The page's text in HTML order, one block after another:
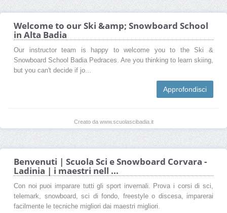
Welcome to our Ski &amp; Snowboard School
in Alta Badia
Our instructor team is happy to welcome you to the Ski &
Snowboard School Badia Pedraces. Are you thinking to learn skiing,
but you can't decide if jo...
Approfondisci
Creato da www.scuolascibadia.it
Benvenuti | Scuola Sci e Snowboard Corvara -
Ladinia | i maestri nell ...
Con noi puoi imparare tutti gli sport invernali. Prova i corsi di sci,
telemark, snowboard, sci di fondo, freestyle o discesa, imparerai
facilmente le tecniche migliori dai maestri migliori.